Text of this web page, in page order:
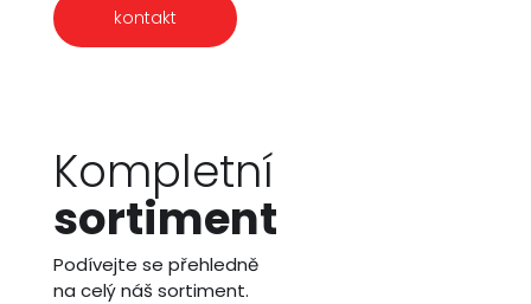
kontakt
Kompletní
sortiment
Podívejte se přehledně
na celý náš sortiment.